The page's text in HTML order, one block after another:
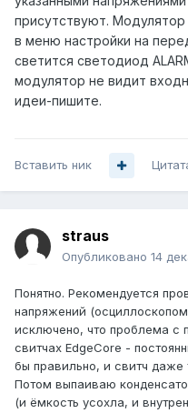
присутствуют.
в меню настройки на
светится светодиод
модулятор не видит
идеи-пишите.
Вставить ник
straus
Опубликовано 14
Понятно. Рекомендуется
напряжений
исключено, что проблема с
свитчах EdgeCore -
бы правильно, и свитч даже
Потом выпаиваю
(и ёмкость усохла, и